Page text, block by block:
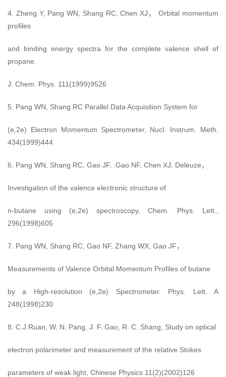
4. Zheng Y, Pang WN, Shang RC, Chen XJ， Orbital momentum
profiles
and binding energy spectra for the complete valence shell of
propane.
J. Chem. Phys. 111(1999)9526
5. Pang WN, Shang RC Parallel Data Acquisition System for
(e,2e) Electron Momentum Spectrometer, Nucl. Instrum. Meth.
434(1999)444
6. Pang WN, Shang RC, Gao JF, .Gao NF, Chen XJ, Deleuze，
Investigation of the valence electronic structure of
n-butane using (e,2e) spectroscopy, Chem. Phys. Lett.,
296(1998)605
7. Pang WN, Shang RC, Gao NF, Zhang WX, Gao JF，
Measurements of Valence Orbital Momentum Profiles of butane
by a High-resolution (e,2e) Spectrometer. Phys. Lett. A
248(1998)230
8. C.J.Ruan, W. N. Pang, J. F. Gao, R. C. Shang, Study on optical
electron polarimeter and measurement of the relative Stokes
parameters of weak light, Chinese Physics 11(2)(2002)126